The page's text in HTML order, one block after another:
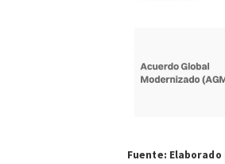
Fuente: Elaborado